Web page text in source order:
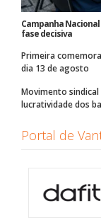
Campanha
fase decisiva
Primeira
dia 13 de agosto
Movimento
lucratividade dos
Portal de